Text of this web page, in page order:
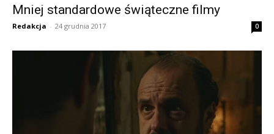
Mniej standardowe świąteczne filmy
Redakcja - 24 grudnia 2017 0